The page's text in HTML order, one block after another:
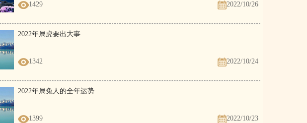
1429 2022/10/26
2022年属虎要出大事
1342 2022/10/24
2022年属兔人的全年运势
1399 2022/10/23